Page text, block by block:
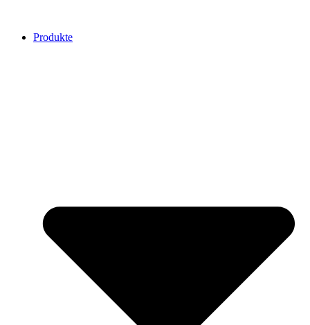
Produkte